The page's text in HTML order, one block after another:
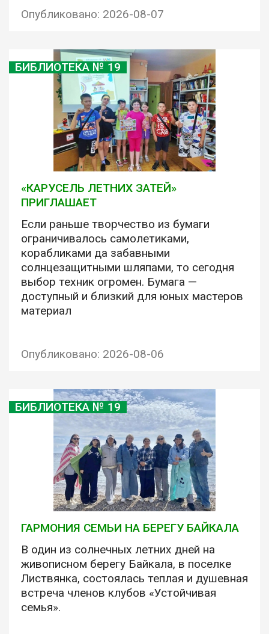
Опубликовано: 2026-08-07
БИБЛИОТЕКА № 19
«КАРУСЕЛЬ ЛЕТНИХ ЗАТЕЙ»
ПРИГЛАШАЕТ
Если раньше творчество из бумаги
ограничивалось самолетиками,
корабликами да забавными
солнцезащитными шляпами, то сегодня
выбор техник огромен. Бумага —
доступный и близкий для юных мастеров
материал
Опубликовано: 2026-08-06
БИБЛИОТЕКА № 19
ГАРМОНИЯ СЕМЬИ НА БЕРЕГУ БАЙКАЛА
В один из солнечных летних дней на
живописном берегу Байкала, в поселке
Листвянка, состоялась теплая и душевная
встреча членов клубов «Устойчивая
семья».